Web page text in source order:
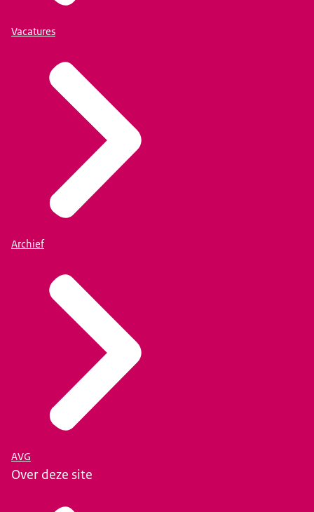
Vacatures
Archief
AVG
Over deze site